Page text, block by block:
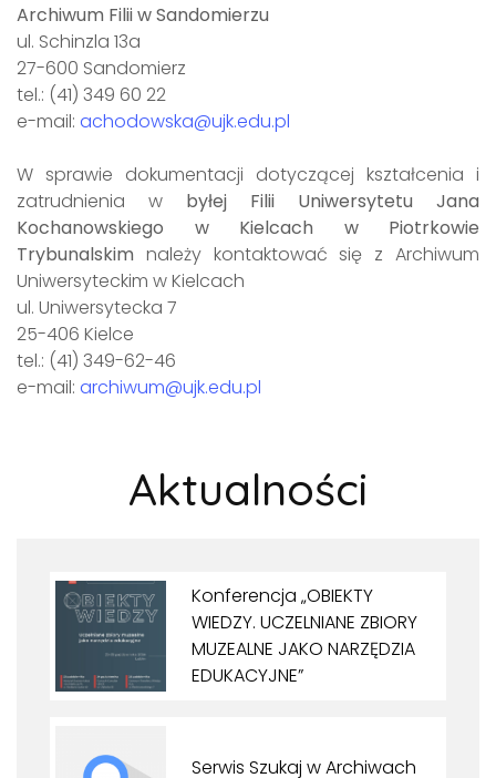
Archiwum Filii w Sandomierzu
ul. Schinzla 13a
27-600 Sandomierz
tel.: (41) 349 60 22
e-mail: achodowska@ujk.edu.pl
W sprawie dokumentacji dotyczącej kształcenia i
zatrudnienia w byłej Filii Uniwersytetu Jana
Kochanowskiego w Kielcach w Piotrkowie
Trybunalskim należy kontaktować się z Archiwum
Uniwersyteckim w Kielcach
ul. Uniwersytecka 7
25-406 Kielce
tel.: (41) 349-62-46
e-mail: archiwum@ujk.edu.pl
Aktualności
Konferencja „OBIEKTY
WIEDZY. UCZELNIANE ZBIORY
MUZEALNE JAKO NARZĘDZIA
EDUKACYJNE”
Serwis Szukaj w Archiwach